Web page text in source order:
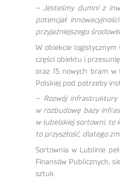
– Jesteśmy dumni z
potencjał
przyjaźniejszego
W obiekcie logistycznym
części obiektu i
oraz 15 nowych bram
Polskiej pod potrzeby
– Rozwój infrastruktury
w rozbudowę bazy
w lubelskiej sortowni, to
to przyszłość, dlatego
Sortownia w Lublinie
Finansów Publicznych,
sztuk.